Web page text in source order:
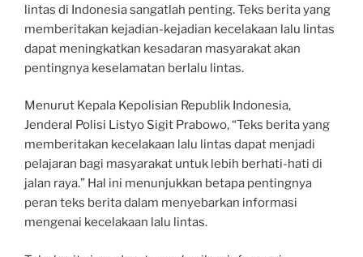
lintas di Indonesia sangatlah penting. Teks berita yang
memberitakan kejadian-kejadian kecelakaan lalu lintas
dapat meningkatkan kesadaran masyarakat akan
pentingnya keselamatan berlalu lintas.
Menurut Kepala Kepolisian Republik Indonesia,
Jenderal Polisi Listyo Sigit Prabowo, “Teks berita yang
memberitakan kecelakaan lalu lintas dapat menjadi
pelajaran bagi masyarakat untuk lebih berhati-hati di
jalan raya.” Hal ini menunjukkan betapa pentingnya
peran teks berita dalam menyebarkan informasi
mengenai kecelakaan lalu lintas.